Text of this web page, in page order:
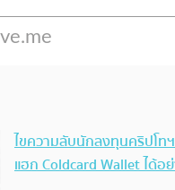
ไขความลับนักลงทุนคริปโท
แฮก Coldcard Wallet ได้อ